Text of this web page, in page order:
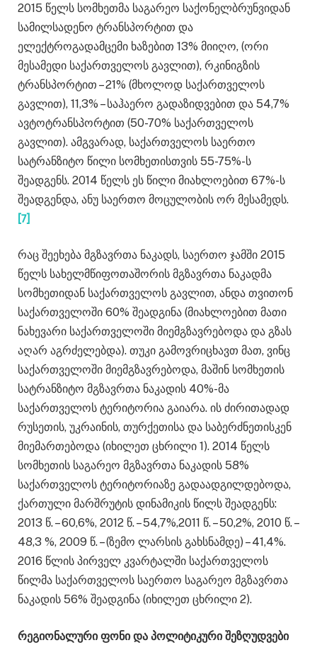
2015 წელს სომხეთმა საგარეო საქონელბრუნვიდან
სამილსადენო ტრანსპორტით და
ელექტროგადამცემი ხაზებით 13% მიიღო, (ორი
მესამედი საქართველოს გავლით), რკინიგზის
ტრანსპორტით – 21% (მხოლოდ საქართველოს
გავლით), 11,3% – საჰაერო გადაზიდვებით და 54,7%
ავტოტრანსპორტით (50-70% საქართველოს
გავლით). ამგვარად, საქართველოს საერთო
სატრანზიტო წილი სომხეთისთვის 55-75%-ს
შეადგენს. 2014 წელს ეს წილი მიახლოებით 67%-ს
შეადგენდა, ანუ საერთო მოცულობის ორ მესამედს.
[7]
რაც შეეხება მგზავრთა ნაკადს, საერთო ჯამში 2015
წელს სახელმწიფოთაშორის მგზავრთა ნაკადმა
სომხეთიდან საქართველოს გავლით, ანდა თვითონ
საქართველოში 60% შეადგინა (მიახლოებით მათი
ნახევარი საქართველოში მიემგზავრებოდა და გზას
აღარ აგრძელებდა). თუკი გამოვრიცხავთ მათ, ვინც
საქართველოში მიემგზავრებოდა, მაშინ სომხეთის
სატრანზიტო მგზავრთა ნაკადის 40%-მა
საქართველოს ტერიტორია გაიარა. ის ძირითადად
რუსეთის, უკრაინის, თურქეთისა და საბერძნეთისკენ
მიემართებოდა (იხილეთ ცხრილი 1). 2014 წელს
სომხეთის საგარეო მგზავრთა ნაკადის 58%
საქართველოს ტერიტორიაზე გადაადგილდებოდა,
ქართული მარშრუტის დინამიკის წილს შეადგენს:
2013 წ. – 60,6%, 2012 წ. – 54,7%,2011 წ. – 50,2%, 2010 წ. –
48,3 %, 2009 წ. – (ზემო ლარსის გახსნამდე) – 41,4%.
2016 წლის პირველ კვარტალში საქართველოს
წილმა საქართველოს საერთო საგარეო მგზავრთა
ნაკადის 56% შეადგინა (იხილეთ ცხრილი 2).
რეგიონალური ფონი და პოლიტიკური შეზღუდვები